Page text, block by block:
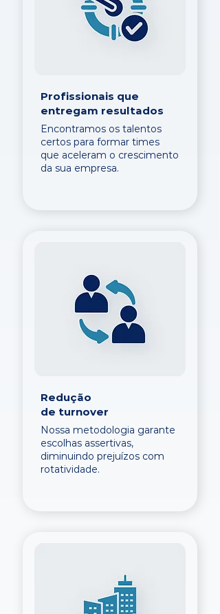
Profissionais que
entregam resultados
Encontramos os talentos
certos para formar times
que aceleram o crescimento
da sua empresa.
Redução
de turnover
Nossa metodologia garante
escolhas assertivas,
diminuindo prejuízos com
rotatividade.